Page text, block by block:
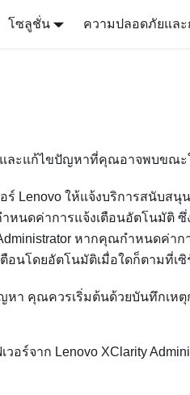
โซลูชั่น ความปลอดภัยแล
ละแก้ไขปัญหาที่คุณอาจพบขณะ
Lenovo ให้แจ้งบริการสนับส
หนดค่าการแจ้งเตือนอัตโนมัติ ซึ่
หากคุณกำหนดค่าก
ตือนโดยอัตโนมัติเมื่อใดก็ตามที่
หา คุณควรเริ่มต้นด้วยบันทึกเห
วอร์จาก Lenovo XClarity